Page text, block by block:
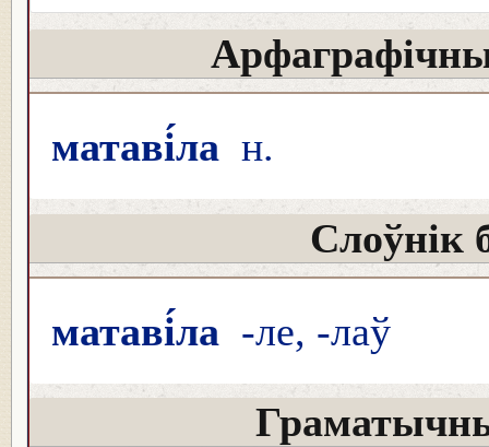
матаві́ла н.
Слоўнік
матаві́ла -ле, -лаў